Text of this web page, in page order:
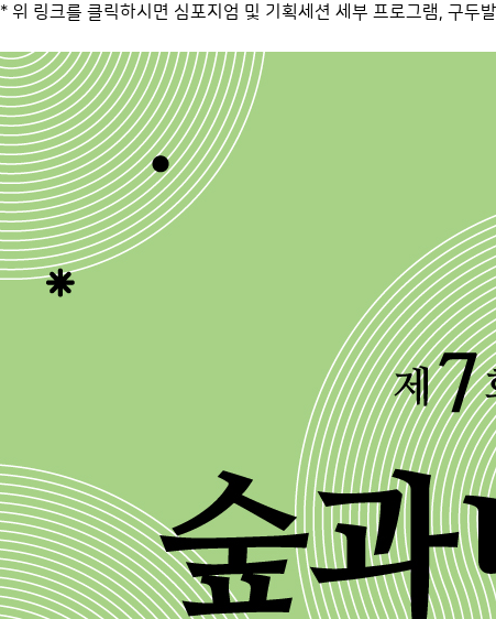
* 위 링크를 클릭하시면 심포지엄 및 기획세션 세부 프로그램, 구두